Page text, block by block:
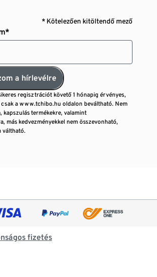
* Kötelezően kitöltendő mező
a hírlevélre
regisztrációt követő 1 hónapig érvényes,
csak a www.tchibo.hu oldalon beváltható. Nem
kapszulás termékekre, valamint
más kedvezményekkel nem összevonható,
váltható.
fizetés